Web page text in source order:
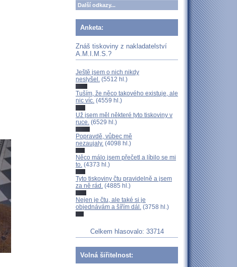
Další odkazy...
Anketa:
Znáš tiskoviny z nakladatelství
A.M.I.M.S.?
Ještě jsem o nich nikdy
neslyšel. (5512 hl.)
Tuším, že něco takového existuje, ale
nic víc. (4559 hl.)
Už jsem měl některé tyto tiskoviny v
ruce. (6529 hl.)
Popravdě, vůbec mě
nezaujaly. (4098 hl.)
Něco málo jsem přečetl a líbilo se mi
to. (4373 hl.)
Tyto tiskoviny čtu pravidelně a jsem
za ně rád. (4885 hl.)
Nejen je čtu, ale také si je
objednávám a šířím dál. (3758 hl.)
Celkem hlasovalo: 33714
Volná šiřitelnost: